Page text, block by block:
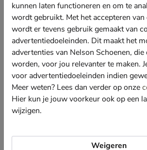
Uitgevoerd in een combinatie van
in mesh-textiel wat een goede
schoen biedt. De sneaker heeft
sportieve uitstraling.
Gevoerd met mesh-textiel wat voor
en warmte-afvoer zorgt en de
Voorzien van een EVA-voetbed wat
demping biedt en tevens
gebruik van eigen steunzolen
Afgewerkt met een chunky loopzool
gumsole.
kunnen laten functioneren en om te
wordt gebruikt. Met het accepteren
wordt er tevens gebruik gemaakt van
advertentiedoeleinden. Dit maakt het
advertenties van Nelson Schoenen,
worden, voor jou relevanter te maken.
voor advertentiedoeleinden indien
Meer weten? Lees dan verder op onze
Hier kun je jouw voorkeur ook op een
wijzigen.
Weigeren